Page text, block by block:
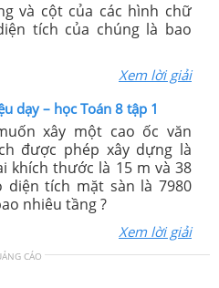
và cột của các hình chữ
tích của chúng là bao
Xem lời giải
dạy – học Toán 8 tập 1
xây một cao ốc văn
được phép xây dựng là
khích thước là 15 m và 38
tích mặt sàn là 7980
nhiêu tầng ?
Xem lời giải
CÁO